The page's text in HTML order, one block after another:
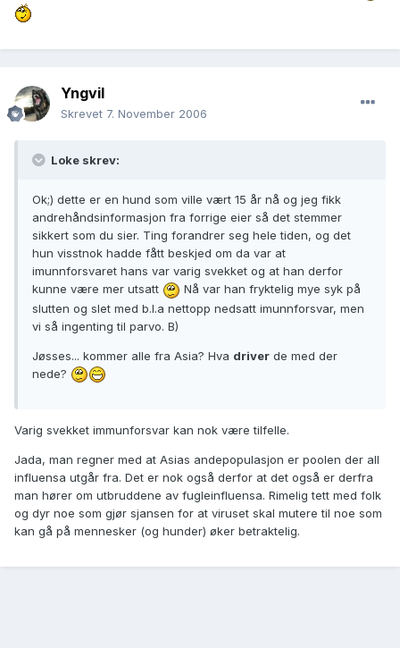
Yngvil
Skrevet 7. November 2006
Loke skrev:
Ok;) dette er en hund som ville vært 15 år nå og jeg fikk
andrehåndsinformasjon fra forrige eier så det stemmer
sikkert som du sier. Ting forandrer seg hele tiden, og det
hun visstnok hadde fått beskjed om da var at
imunnforsvaret hans var varig svekket og at han derfor
kunne være mer utsatt
Nå var han fryktelig mye syk på
slutten og slet med b.l.a nettopp nedsatt imunnforsvar, men
vi så ingenting til parvo. B)
Jøsses... kommer alle fra Asia? Hva driver de med der
nede?
Varig svekket immunforsvar kan nok være tilfelle.
Jada, man regner med at Asias andepopulasjon er poolen der all
influensa utgår fra. Det er nok også derfor at det også er derfra
man hører om utbruddene av fugleinfluensa. Rimelig tett med folk
og dyr noe som gjør sjansen for at viruset skal mutere til noe som
kan gå på mennesker (og hunder) øker betraktelig.